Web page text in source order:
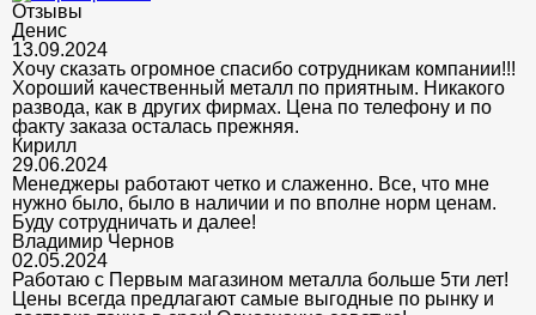
Отзывы
Денис
13.09.2024
Хочу сказать огромное спасибо сотрудникам компании!!!
Хороший качественный металл по приятным. Никакого
развода, как в других фирмах. Цена по телефону и по
факту заказа осталась прежняя.
Кирилл
29.06.2024
Менеджеры работают четко и слаженно. Все, что мне
нужно было, было в наличии и по вполне норм ценам.
Буду сотрудничать и далее!
Владимир Чернов
02.05.2024
Работаю с Первым магазином металла больше 5ти лет!
Цены всегда предлагают самые выгодные по рынку и